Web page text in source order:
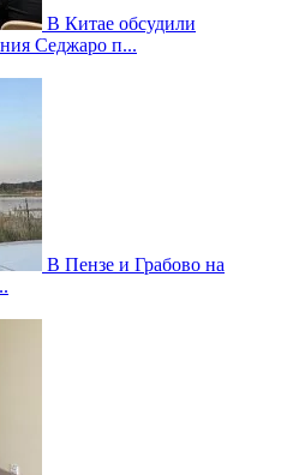
В Китае обсудили
Седжаро п...
В Пензе и Грабово на